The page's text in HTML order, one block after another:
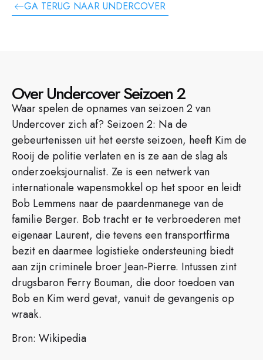
GA TERUG NAAR UNDERCOVER
Over Undercover Seizoen 2
Waar spelen de opnames van seizoen 2 van
Undercover zich af? Seizoen 2: Na de
gebeurtenissen uit het eerste seizoen, heeft Kim de
Rooij de politie verlaten en is ze aan de slag als
onderzoeksjournalist. Ze is een netwerk van
internationale wapensmokkel op het spoor en leidt
Bob Lemmens naar de paardenmanege van de
familie Berger. Bob tracht er te verbroederen met
eigenaar Laurent, die tevens een transportfirma
bezit en daarmee logistieke ondersteuning biedt
aan zijn criminele broer Jean-Pierre. Intussen zint
drugsbaron Ferry Bouman, die door toedoen van
Bob en Kim werd gevat, vanuit de gevangenis op
wraak.
Bron: Wikipedia